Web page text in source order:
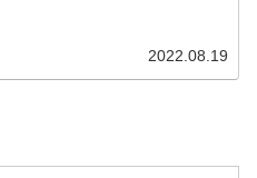
2022.08.19